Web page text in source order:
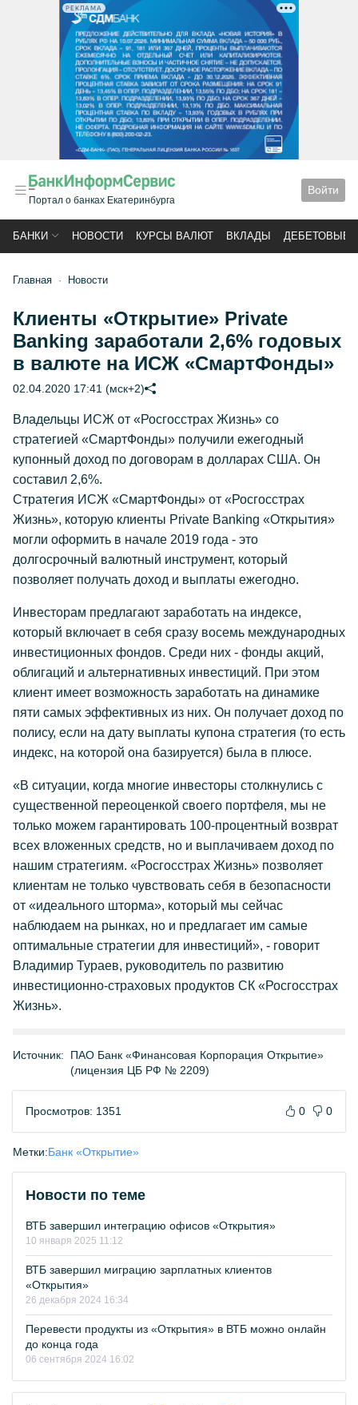
РЕКЛАМА
Портал о банках Екатеринбурга
Войти
БАНКИ НОВОСТИ КУРСЫ ВАЛЮТ ВКЛАДЫ ДЕБЕТОВЫЕ
Главная Новости
Клиенты «Открытие» Private
Banking заработали 2,6% годовых
в валюте на ИСЖ «СмартФонды»
02.04.2020 17:41 (мск+2)
Владельцы ИСЖ от «Росгосстрах Жизнь» со
стратегией «СмартФонды» получили ежегодный
купонный доход по договорам в долларах США. Он
составил 2,6%.
Стратегия ИСЖ «СмартФонды» от «Росгосстрах
Жизнь», которую клиенты Private Banking «Открытия»
могли оформить в начале 2019 года - это
долгосрочный валютный инструмент, который
позволяет получать доход и выплаты ежегодно.
Инвесторам предлагают заработать на индексе,
который включает в себя сразу восемь международных
инвестиционных фондов. Среди них - фонды акций,
облигаций и альтернативных инвестиций. При этом
клиент имеет возможность заработать на динамике
пяти самых эффективных из них. Он получает доход по
полису, если на дату выплаты купона стратегия (то есть
индекс, на которой она базируется) была в плюсе.
«В ситуации, когда многие инвесторы столкнулись с
существенной переоценкой своего портфеля, мы не
только можем гарантировать 100-процентный возврат
всех вложенных средств, но и выплачиваем доход по
нашим стратегиям. «Росгосстрах Жизнь» позволяет
клиентам не только чувствовать себя в безопасности
от «идеального шторма», который мы сейчас
наблюдаем на рынках, но и предлагает им самые
оптимальные стратегии для инвестиций», - говорит
Владимир Тураев, руководитель по развитию
инвестиционно-страховых продуктов СК «Росгосстрах
Жизнь».
Источник:
ПАО Банк «Финансовая Корпорация Открытие»
(лицензия ЦБ РФ № 2209)
Просмотров: 1351 0 0
Метки:Банк «Открытие»
Новости по теме
ВТБ завершил интеграцию офисов «Открытия»
10 января 2025 11:12
ВТБ завершил миграцию зарплатных клиентов
«Открытия»
26 декабря 2024 16:34
Перевести продукты из «Открытия» в ВТБ можно онлайн
до конца года
06 сентября 2024 16:02